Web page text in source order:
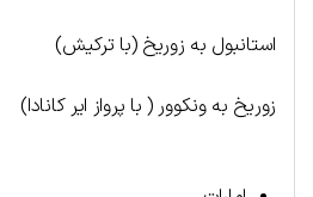
استانبول به زوریخ (با ترکیش)
زوریخ به ونکوور ( با پرواز ایر کانادا)